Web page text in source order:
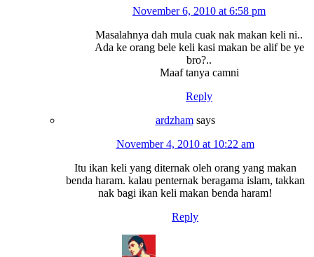
November 6, 2010 at 6:58 pm
Masalahnya dah mula cuak nak makan keli ni..
Ada ke orang bele keli kasi makan be alif be ye
bro?..
Maaf tanya camni
Reply
ardzham says
November 4, 2010 at 10:22 am
Itu ikan keli yang diternak oleh orang yang makan
benda haram. kalau penternak beragama islam, takkan
nak bagi ikan keli makan benda haram!
Reply